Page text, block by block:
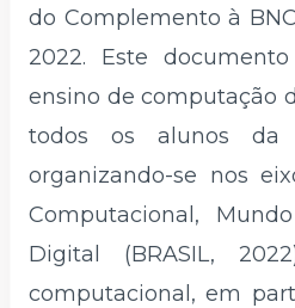
do Complemento à
2022. Este
ensino de computação
todos os alunos da
organizando-se nos
Computacional,
Digital (BRASIL,
computacional, em